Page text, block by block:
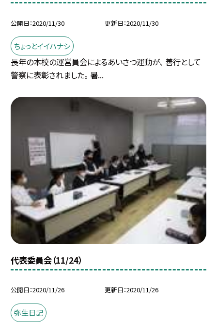
公開日 2020/11/30 更新日 2020/11/30
ちょっとイイハナシ
長年の本校の運営員会によるあいさつ運動が、 善行として
警察に表彰されました。 暑...
代表委員会（11/24）
公開日 2020/11/26 更新日 2020/11/26
弥生日記